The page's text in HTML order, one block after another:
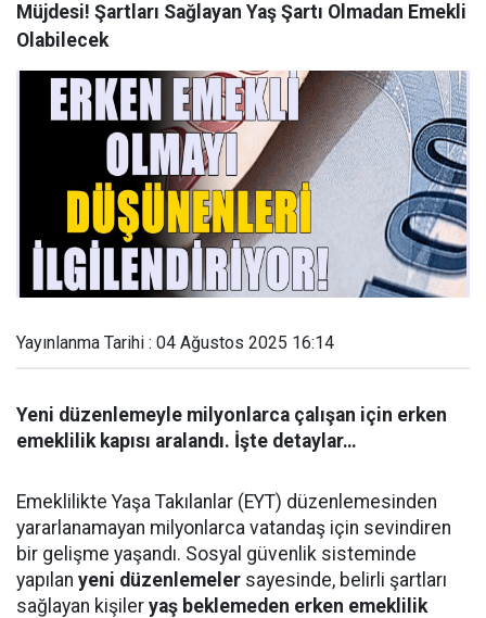
Müjdesi! Şartları Sağlayan Yaş Şartı Olmadan Emekli
Olabilecek
Yayınlanma Tarihi : 04 Ağustos 2025 16:14
Yeni düzenlemeyle milyonlarca çalışan için erken
emeklilik kapısı aralandı. İşte detaylar…
Emeklilikte Yaşa Takılanlar (EYT) düzenlemesinden
yararlanamayan milyonlarca vatandaş için sevindiren
bir gelişme yaşandı. Sosyal güvenlik sisteminde
yapılan yeni düzenlemeler sayesinde, belirli şartları
sağlayan kişiler yaş beklemeden erken emeklilik